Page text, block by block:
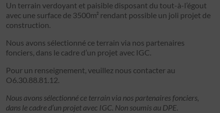
Un terrain verdoyant et paisible disposant du tout-à-l’égout
avec une surface de 3500m² rendant possible un joli projet de
construction.
Nous avons sélectionné ce terrain via nos partenaires
fonciers, dans le cadre d’un projet avec IGC.
Pour un renseignement, veuillez nous contacter au
O6.30.88.81.12.
Nous avons sélectionné ce terrain via nos partenaires fonciers,
dans le cadre d’un projet avec IGC. Non soumis au DPE.